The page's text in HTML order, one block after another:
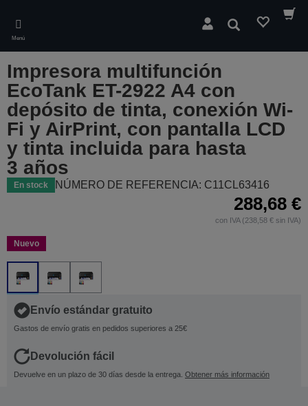
main
content
Menú
Buscar
Impresora multifunción
EcoTank ET-2922 A4 con
depósito de tinta, conexión Wi-
Fi y AirPrint, con pantalla LCD
y tinta incluida para hasta
3 años
En stock NÚMERO DE REFERENCIA: C11CL63416
288,68 €
con IVA (238,58 € sin IVA)
Nuevo
Envío estándar gratuito
Gastos de envío gratis en pedidos superiores a 25€
Devolución fácil
Devuelve en un plazo de 30 días desde la entrega. Obtener más información